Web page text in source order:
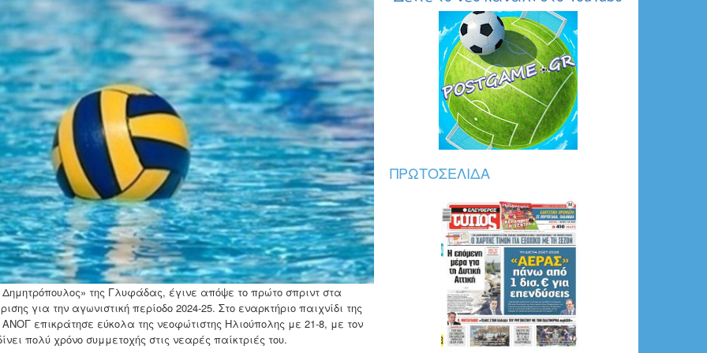
Δημητρόπουλος» της Γλυφάδας, έγινε απόψε το πρώτο σπριντ στα
για την αγωνιστική περίοδο 2024-25. Στο εναρκτήριο παιχνίδι της
επικράτησε εύκολα της νεοφώτιστης Ηλιούπολης με 21-8, με τον
πολύ χρόνο συμμετοχής στις νεαρές παίκτριές του.
ΠΡΩΤΟΣΈΛΙΔΑ